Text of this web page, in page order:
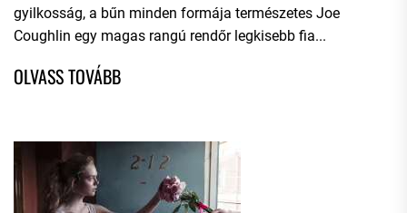
gyilkosság, a bűn minden formája természetes Joe
Coughlin egy magas rangú rendőr legkisebb fia...